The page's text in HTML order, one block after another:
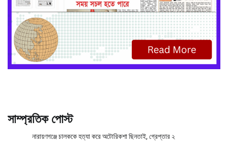
সাম্প্রতিক পোস্ট
নারায়ণগঞ্জে চালককে হত্যা করে অটোরিকশা ছিনতাই, গ্রেপ্তার ২